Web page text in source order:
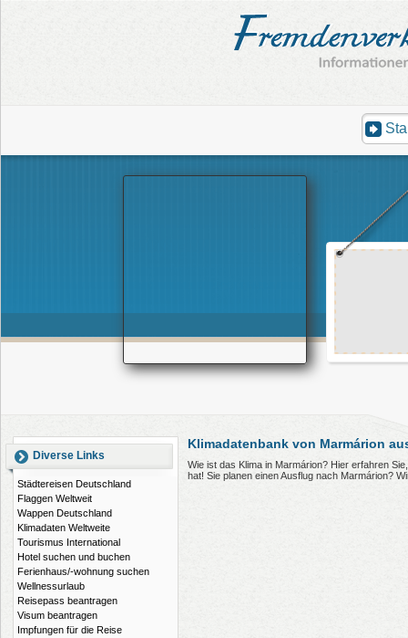
Diverse Links
Städtereisen Deutschland
Flaggen Weltweit
Wappen Deutschland
Klimadaten Weltweite
Tourismus International
Hotel suchen und buchen
Ferienhaus/-wohnung suchen
Wellnessurlaub
Reisepass beantragen
Visum beantragen
Impfungen für die Reise
Klimadatenbank von Marmárion
Wie ist das Klima in Marmárion? Hier erfahren
hat! Sie planen einen Ausflug nach Marmárion?